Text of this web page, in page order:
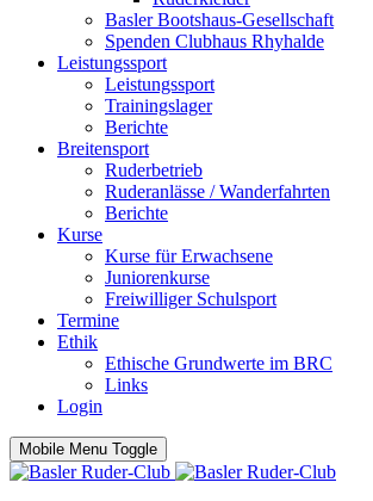
Basler Bootshaus-Gesellschaft
Spenden Clubhaus Rhyhalde
Leistungssport
Leistungssport
Trainingslager
Berichte
Breitensport
Ruderbetrieb
Ruderanlässe / Wanderfahrten
Berichte
Kurse
Kurse für Erwachsene
Juniorenkurse
Freiwilliger Schulsport
Termine
Ethik
Ethische Grundwerte im BRC
Links
Login
Mobile Menu Toggle